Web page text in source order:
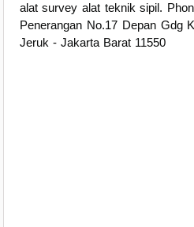
alat survey alat teknik sipil.
Penerangan No.17 Depan Gdg
Jeruk - Jakarta Barat 11550